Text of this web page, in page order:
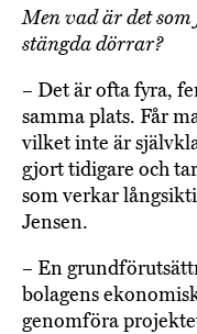
Men vad är det
stängda dörrar?
– Det är ofta fyra,
samma plats. Får
vilket inte är
gjort tidigare och
som verkar
Jensen.
– En
bolagens
genomföra